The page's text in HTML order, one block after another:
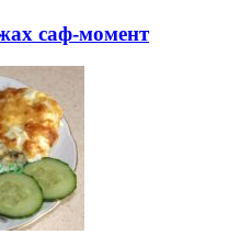
саф-момент